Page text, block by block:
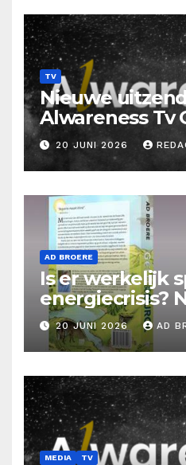
TV
Nieuwe
Alwareness Tv
20 JUNI 2026
AD BROERE
Is er werkelijk
energiecrisis?
Ad Broere
20 JUNI 2026 AD
MEDIA TV